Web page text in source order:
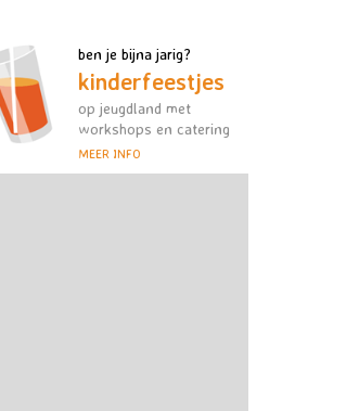
ben je bijna jarig?
kinderfeestjes
op jeugdland met
workshops en catering
MEER INFO